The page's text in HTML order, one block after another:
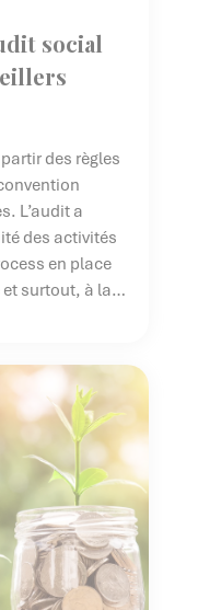
social
des règles
L’audit a
des activités
en place
surtout, à la